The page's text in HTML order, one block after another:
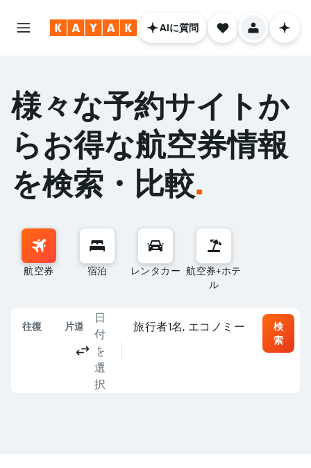
AIに質問
様々な予約サイトか
らお得な航空券情報
を検索・比較.
航空券 宿泊 レンタカー 航空券+ホテ
ル
往復 片道 複数都市
コロンバス, OH, アメリカ合衆国 - ポート
目的地
日
付
を
選
択
旅行者1名, エコノミー
検
索